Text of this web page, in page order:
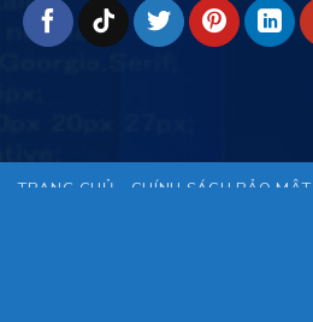
TRANG CHỦ CHÍNH SÁCH BẢO MẬT